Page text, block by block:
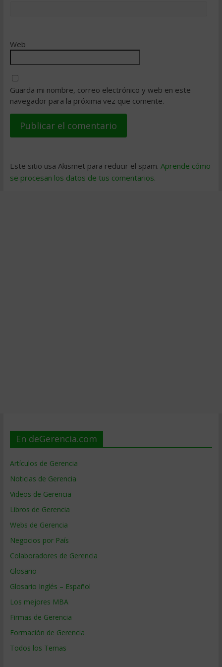
Web
Guarda mi nombre, correo electrónico y web en este
navegador para la próxima vez que comente.
Este sitio usa Akismet para reducir el spam. Aprende cómo
se procesan los datos de tus comentarios.
En deGerencia.com
Artículos de Gerencia
Noticias de Gerencia
Videos de Gerencia
Libros de Gerencia
Webs de Gerencia
Negocios por País
Colaboradores de Gerencia
Glosario
Glosario Inglés – Español
Los mejores MBA
Firmas de Gerencia
Formación de Gerencia
Todos los Temas